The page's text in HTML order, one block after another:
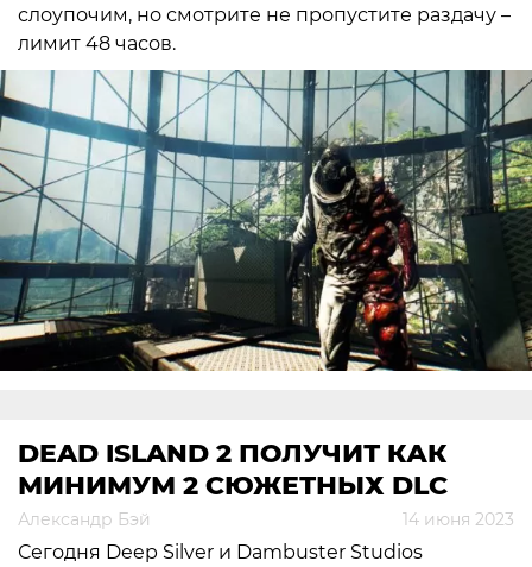
слоупочим, но смотрите не пропустите раздачу –
лимит 48 часов.
DEAD ISLAND 2 ПОЛУЧИТ КАК
МИНИМУМ 2 СЮЖЕТНЫХ DLC
Александр Бэй 14 июня 2023
Сегодня Deep Silver и Dambuster Studios